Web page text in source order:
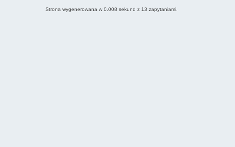
Strona wygenerowana w 0.008 sekund z 13 zapytaniami.